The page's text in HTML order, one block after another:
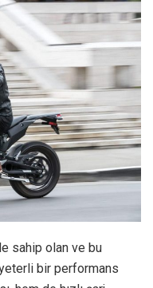
sahip olan ve bu
bir performans